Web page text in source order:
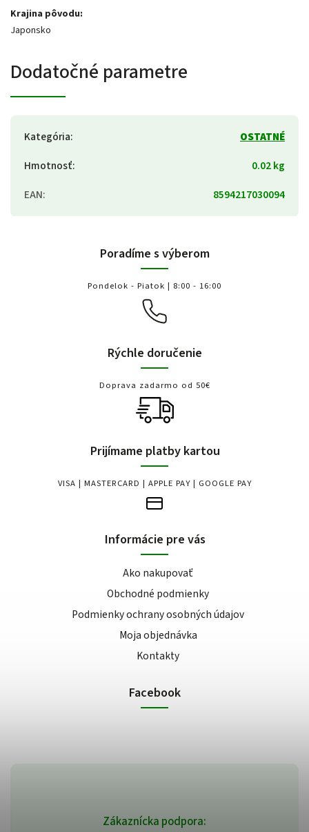
Krajina pôvodu:
Japonsko
Dodatočné parametre
Kategória:
OSTATNÉ
Hmotnosť:
0.02 kg
EAN: 8594217030094
Zákaznícka podpora:
Poradíme s výberom
Pondelok - Piatok | 8:00 - 16:00
Rýchle doručenie
Doprava zadarmo od 50€
Prijímame platby kartou
VISA | MASTERCARD | APPLE PAY | GOOGLE PAY
Informácie pre vás
Ako nakupovať
Obchodné podmienky
Podmienky ochrany osobných údajov
Moja objednávka
Kontakty
Facebook